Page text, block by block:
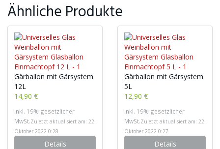
Ähnliche Produkte
Gärballon mit Gärsystem
12L
14,90 €
inkl. 19% gesetzlicher
MwSt.Zuletzt aktualisiert am: 22.
Oktober 2022 0:28
Details
Gärballon mit Gärsystem
5L
12,90 €
inkl. 19% gesetzlicher
MwSt.Zuletzt aktualisiert am: 22.
Oktober 2022 0:27
Details